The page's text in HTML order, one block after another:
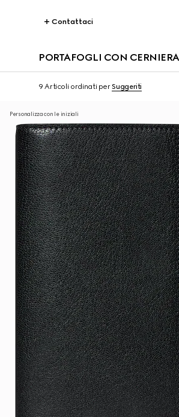
Contattaci
PORTAFOGLI CON
9 Articoli ordinati perSuggeriti
Personalizza con le iniziali